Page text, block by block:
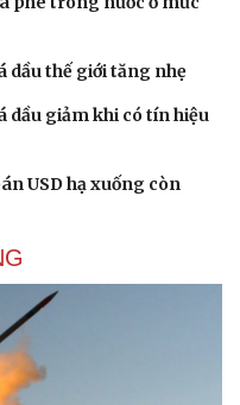
dầu thế giới tăng nhẹ
dầu giảm khi có tín hiệu
USD hạ xuống còn